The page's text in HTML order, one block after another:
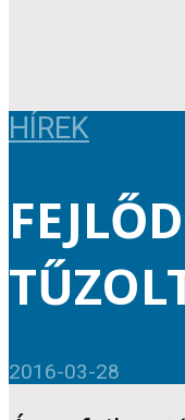
HÍREK
2016-03-28